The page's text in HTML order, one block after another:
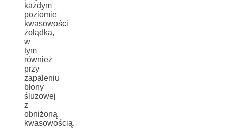
każdym
poziomie
kwasowości
żołądka,
w
tym
również
przy
zapaleniu
błony
śluzowej
z
obniżoną
kwasowością.